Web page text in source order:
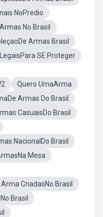
NoPredio
No Brasil
Armas Brasil
SE Proteger
Quero UmaArma
Armas Do Brasil
CasuaisDo Brasil
NacionalDo Brasil
Mesa
Arma CriadasNo Brasil
Brasil